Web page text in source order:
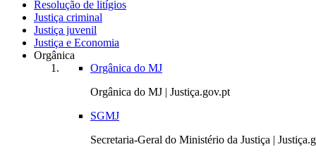
Resolução de litígios
Justiça criminal
Justiça juvenil
Justiça e Economia
Orgânica
Orgânica do MJ
Orgânica do MJ | Justiça.gov.pt
SGMJ
Secretaria-Geral do Ministério da Justiça |